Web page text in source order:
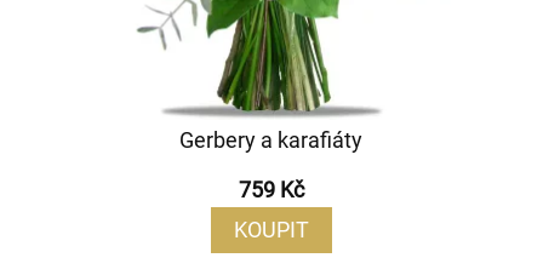
Gerbery a karafiáty
759 Kč
KOUPIT